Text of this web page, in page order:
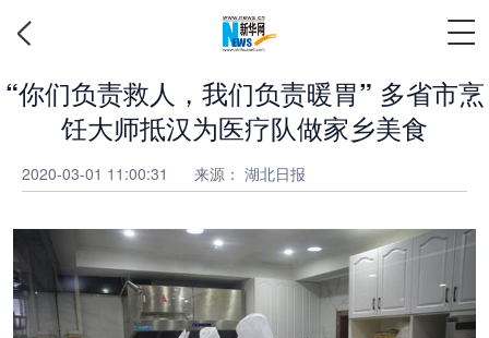
“你们负责救人，我们负责暖胃” 多省市烹
饪大师抵汉为医疗队做家乡美食
2020-03-01 11:00:31 来源： 湖北日报